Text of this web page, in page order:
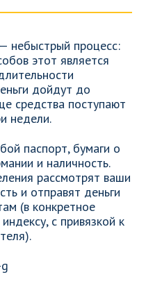
небыстрый процесс:
этот является
дойдут до
средства поступают
недели.
паспорт, бумаги о
и наличность.
рассмотрят ваши
и отправят деньги
(в конкретное
с привязкой к